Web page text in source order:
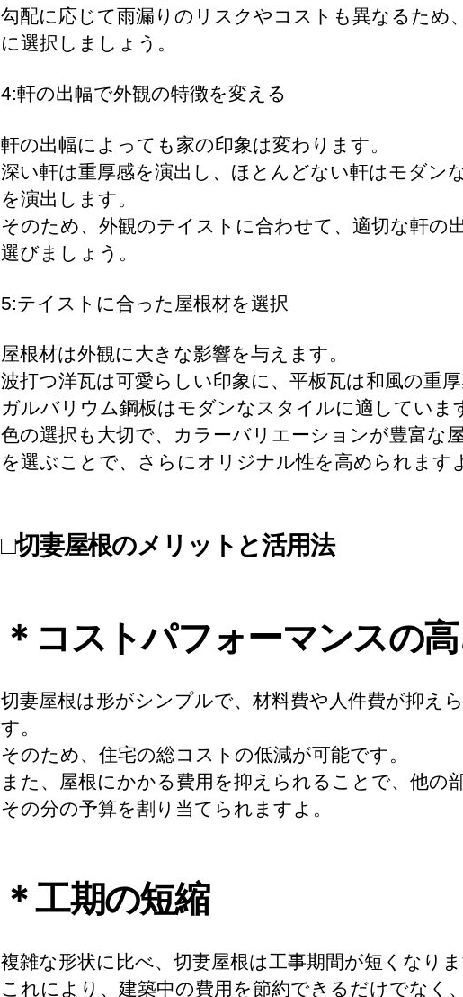
勾配に応じて雨漏りのリスクやコストも異なるため
に選択しましょう。
4:軒の出幅で外観の特徴を変える
軒の出幅によっても家の印象は変わります。
深い軒は重厚感を演出し、ほとんどない軒はモダン
を演出します。
そのため、外観のテイストに合わせて、適切な軒の
選びましょう。
5:テイストに合った屋根材を選択
屋根材は外観に大きな影響を与えます。
波打つ洋瓦は可愛らしい印象に、平板瓦は和風の重厚
ガルバリウム鋼板はモダンなスタイルに適していま
色の選択も大切で、カラーバリエーションが豊富な
を選ぶことで、さらにオリジナル性を高められます
□切妻屋根のメリットと活用法
＊コストパフォーマンスの高
切妻屋根は形がシンプルで、材料費や人件費が抑え
す。
そのため、住宅の総コストの低減が可能です。
また、屋根にかかる費用を抑えられることで、他の
その分の予算を割り当てられますよ。
＊工期の短縮
複雑な形状に比べ、切妻屋根は工事期間が短くなりま
これにより、建築中の費用を節約できるだけでなく